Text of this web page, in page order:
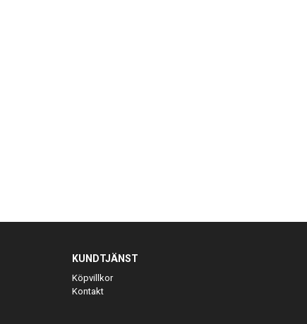
KUNDTJÄNST
Köpvillkor
Kontakt